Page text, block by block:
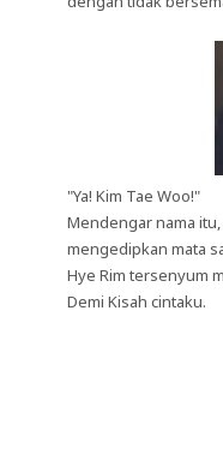
"Ya! Kim Tae Woo!"
Mendengar nama
mengedipkan mata
Hye Rim tersenyum
Demi Kisah cintaku.